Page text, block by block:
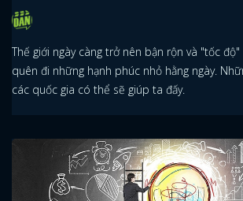
Thế giới ngày càng trở nên bận rộn và "tốc
quên đi những hạnh phúc nhỏ hằng ngày.
các quốc gia có thể sẽ giúp ta đấy.